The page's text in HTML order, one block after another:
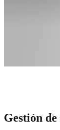
Gestión de